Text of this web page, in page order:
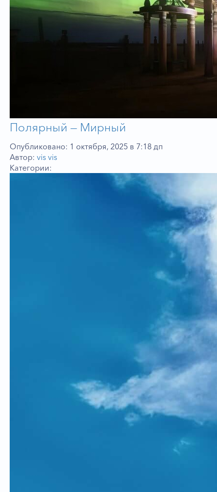
Полярный — Мирный
Опубликовано: 1 октября, 2025 в 7:18 дп
Автор: vis vis
Категории: